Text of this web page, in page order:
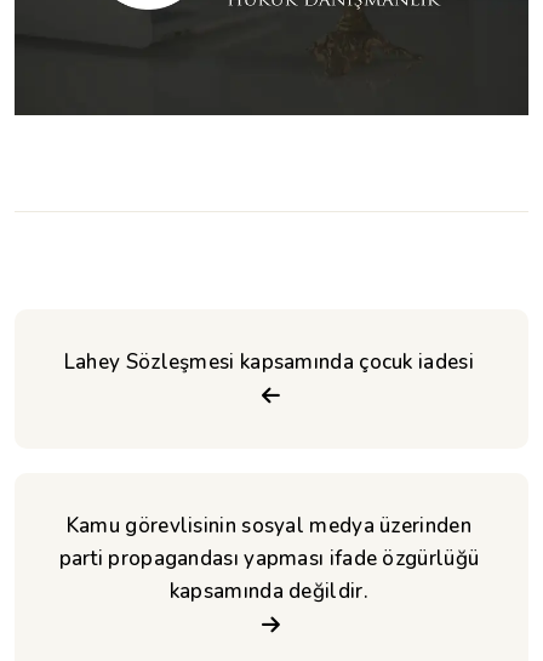
Lahey Sözleşmesi kapsamında çocuk iadesi
Kamu görevlisinin sosyal medya üzerinden
parti propagandası yapması ifade özgürlüğü
kapsamında değildir.